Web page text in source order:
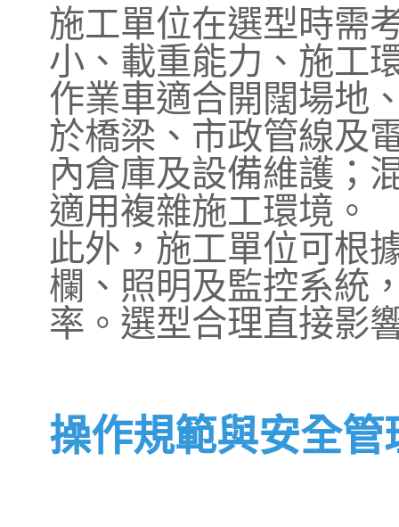
施工單位在選型時需
小、載重能力、施工
作業車適合開闊場地
於橋梁、市政管線及
內倉庫及設備維護；
適用複雜施工環境。
此外，施工單位可根
欄、照明及監控系統
率。選型合理直接影
操作規範與安全管